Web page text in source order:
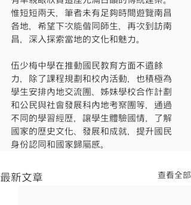
惟短短兩天，筆者未有足夠時間遊覽南昌
各地，希望下次能偕同師生，再次到訪南
昌，深入探索當地的文化和魅力。
伍少梅中學在推動國民教育方面不遺餘
力，除了課程規劃和校內活動，也積極為
學生安排內地交流團、姊妹學校合作計劃
和公民與社會發展科內地考察團等，通過
不同的學習經歷，讓學生體驗國情，了解
國家的歷史文化、發展和成就，提升國民
身份認同和國家歸屬感。
最新文章 查看全部